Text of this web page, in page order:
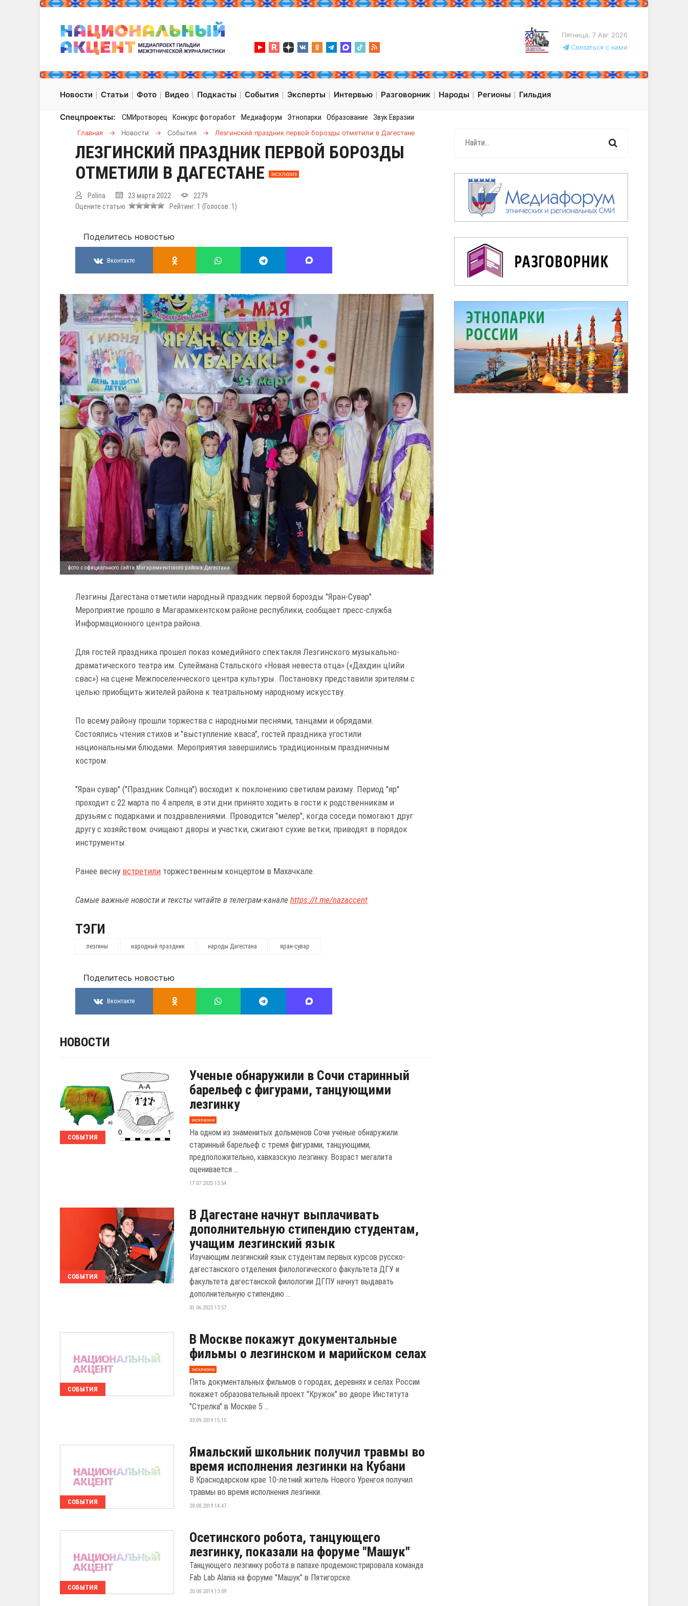
Пятница, 7 Авг 2026
Связаться с нами
Новости Статьи Фото Видео Подкасты События Эксперты Интервью Разговорник Народы Регионы Гильдия
Спецпроекты: СМИротворец Конкурс фоторабот Медиафорум Этнопарки Образование Звук Евразии
Главная → Новости → События → Лезгинский праздник первой борозды отметили в Дагестане
ЛЕЗГИНСКИЙ ПРАЗДНИК ПЕРВОЙ БОРОЗДЫ
ОТМЕТИЛИ В ДАГЕСТАНЕ
ЭКСКЛЮЗИВ
Polina 23 марта 2022
2279
Оцените статью
Рейтинг: 1 (Голосов: 1 )
Поделитесь новостью
Вконтакте
фото с официального сайта Магарамкентского района Дагестана
Лезгины Дагестана отметили народный праздник первой борозды "Яран-Сувар".
Мероприятие прошло в Магарамкентском районе республики, сообщает пресс-служба
Информационного центра района.
Для гостей праздника прошел показ комедийного спектакля Лезгинского музыкально-
драматического театра им. Сулеймана Стальского «Новая невеста отца» («Дахдин цIийи
свас») на сцене Межпоселенческого центра культуры. Постановку представили зрителям с
целью приобщить жителей района к театральному народному искусству.
По всему району прошли торжества с народными песнями, танцами и обрядами.
Состоялись чтения стихов и "выступление кваса", гостей праздника угостили
национальными блюдами. Мероприятия завершились традиционным праздничным
костром.
"Яран сувар" ("Праздник Солнца") восходит к поклонению светилам раизму. Период "яр"
проходит с 22 марта по 4 апреля, в эти дни принято ходить в гости к родственникам и
друзьям с подарками и поздравлениями. Проводится "мелер", когда соседи помогают друг
другу с хозяйством: очищают дворы и участки, сжигают сухие ветки, приводят в порядок
инструменты.
Ранее весну встретили торжественным концертом в Махачкале.
Самые важные новости и тексты читайте в телеграм-канале https://t.me/nazaccent
ТЭГИ
лезгины народный праздник народы Дагестана яран-сувар
Поделитесь новостью
Вконтакте
НОВОСТИ
СОБЫТИЯ
Ученые обнаружили в Сочи старинный
барельеф с фигурами, танцующими
лезгинку
эксклюзив
На одном из знаменитых дольменов Сочи ученые обнаружили
старинный барельеф с тремя фигурами, танцующими,
предположительно, кавказскую лезгинку. Возраст мегалита
оценивается ...
17.07.2025 13:54
СОБЫТИЯ
В Дагестане начнут выплачивать
дополнительную стипендию студентам,
учащим лезгинский язык
Изучающим лезгинский язык студентам первых курсов русско-
дагестанского отделения филологического факультета ДГУ и
факультета дагестанской филологии ДГПУ начнут выдавать
дополнительную стипендию ...
01.06.2023 13:57
СОБЫТИЯ
В Москве покажут документальные
фильмы о лезгинском и марийском селах
эксклюзив
Пять документальных фильмов о городах, деревнях и селах России
покажет образовательный проект "Кружок" во дворе Института
"Стрелка" в Москве 5 ...
03.09.2019 15:15
СОБЫТИЯ
Ямальский школьник получил травмы во
время исполнения лезгинки на Кубани
В Краснодарском крае 10-летний житель Нового Уренгоя получил
травмы во время исполнения лезгинки.
28.08.2019 14:47
СОБЫТИЯ
Осетинского робота, танцующего
лезгинку, показали на форуме "Машук"
Танцующего лезгинку робота в папахе продемонстрировала команда
Fab Lab Alania на форуме "Машук" в Пятигорске.
20.08.2019 13:09